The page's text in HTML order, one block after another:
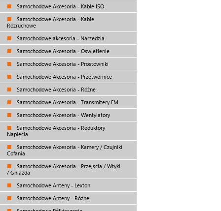
Samochodowe Akcesoria - Kable ISO
Samochodowe Akcesoria - Kable
Rozruchowe
Samochodowe akcesoria - Narzedzia
Samochodowe Akcesoria - Oświetlenie
Samochodowe Akcesoria - Prostowniki
Samochodowe Akcesoria - Przetwornice
Samochodowe Akcesoria - Różne
Samochodowe Akcesoria - Transmitery FM
Samochodowe Akcesoria - Wentylatory
Samochodowe Akcesoria - Reduktory
Napięcia
Samochodowe Akcesoria - Kamery / Czujniki
Cofania
Samochodowe Akcesoria - Przejścia / Wtyki
/ Gniazda
Samochodowe Anteny - Lexton
Samochodowe Anteny - Różne